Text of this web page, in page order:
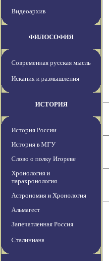
Видеоархив
ФИЛОСОФИЯ
Современная русская мысль
Искания и размышления
ИСТОРИЯ
История России
История в МГУ
Слово о полку Игореве
Хронология и
парахронология
Астрономия и Хронология
Альмагест
Запечатленная Россия
Сталиниана